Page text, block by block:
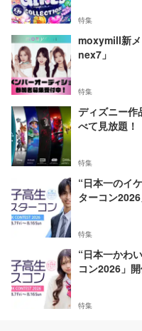
特集
moxymill新
nex7」
特集
ディズニー作
べて見放題！
特集
“日本一のイ
ターコン2026
特集
“日本一かわ
コン2026」開
特集